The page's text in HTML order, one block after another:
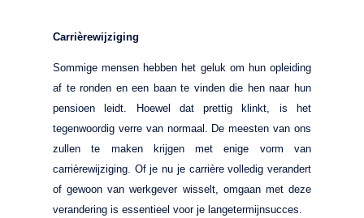
Carrièrewijziging
Sommige mensen hebben het geluk om hun opleiding
af te ronden en een baan te vinden die hen naar hun
pensioen leidt. Hoewel dat prettig klinkt, is het
tegenwoordig verre van normaal. De meesten van ons
zullen te maken krijgen met enige vorm van
carrièrewijziging. Of je nu je carrière volledig verandert
of gewoon van werkgever wisselt, omgaan met deze
verandering is essentieel voor je langetermijnsucces.